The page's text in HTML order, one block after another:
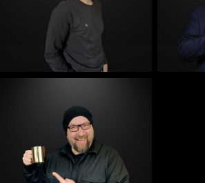
E-Mail